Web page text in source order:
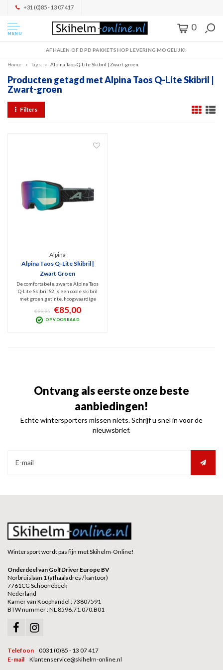
+31 (0)85 - 13 07 417
MENU
0
AFHALEN OF DPD PAKKETSHOP LEVERING MOGELIJK!
Home Tags Alpina Taos Q-Lite Skibril | Zwart-groen
Producten getagd met Alpina Taos Q-Lite Skibril |
Zwart-groen
Filters
Alpina
Alpina Taos Q-Lite Skibril |
Zwart Groen
De comfortabele, zwarte Alpina Taos
Q-Lite Skibril S2 is een coole skibril
met groen getinte, hoogwaardige
Green Matt spiegellens (Cat. 2).
Trendy design met uitstekende
filtering van UV en infrarood met
€99,95 €85,00
OP VOORRAAD
Ontvang als eerste onze beste
aanbiedingen!
Echte wintersporters missen niets. Schrijf u snel in voor de
nieuwsbrief.
Wintersport wordt pas fijn met Skihelm-Online!
Onderdeel van GolfDriver Europe BV
Norbruislaan 1 (afhaaladres / kantoor)
7761CG Schoonebeek
Nederland
Kamer van Koophandel : 73807591
BTW nummer : NL 8596.71.070.B01
Telefoon
0031 (0)85 - 13 07 417
E-mail
Klantenservice@skihelm-online.nl